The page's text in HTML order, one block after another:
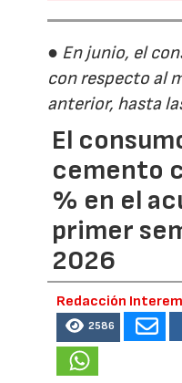
● En junio, el
con respecto al
anterior, hasta
El
cemento
% en el
primer
2026
Redacción
2586